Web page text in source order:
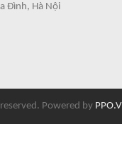
Đình, Hà Nội
Powered by